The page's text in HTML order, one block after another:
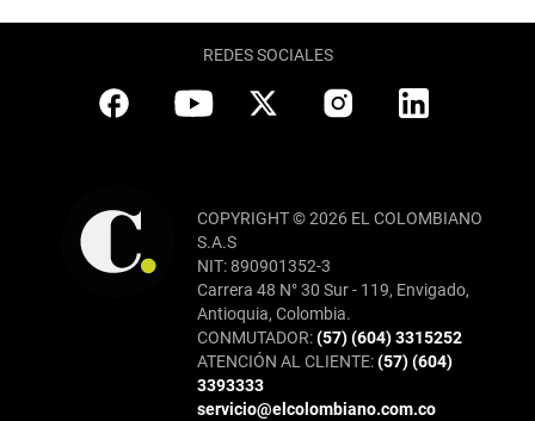
REDES SOCIALES
COPYRIGHT © 2026 EL COLOMBIANO
S.A.S
NIT: 890901352-3
Carrera 48 N° 30 Sur - 119, Envigado,
Antioquia, Colombia.
CONMUTADOR:(57) (604) 3315252
ATENCIÓN AL CLIENTE:(57) (604)
3393333
servicio@elcolombiano.com.co